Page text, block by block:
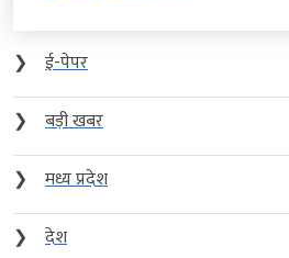
❯
ई-पेपर
❯
बड़ी खबर
❯
मध्य प्रदेश
❯
देश